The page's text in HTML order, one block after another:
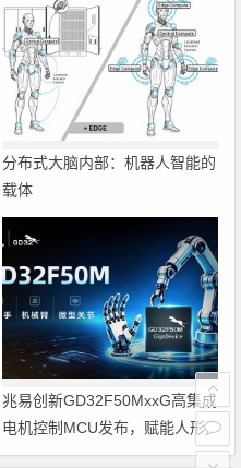
分布式大脑内部：机器人智能的
载体
兆易创新GD32F50MxxG高集成
电机控制MCU发布，赋能人形
机器人关节驱动革新